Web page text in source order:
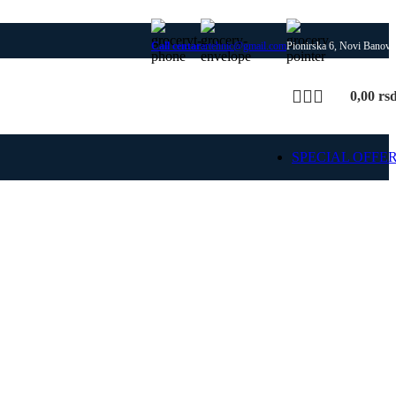
Call centarartehnic@gmail.comPionirska 6, Novi
0,00
SPECIAL